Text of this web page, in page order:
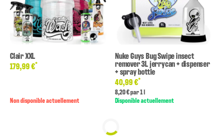
Clair XXL
179,99 €*
Non disponible actuellement
Nuke Guys Bug Swipe insect
remover 3L jerrycan + dispenser
+ spray bottle
40,99 €*
8,20 € par 1 l
Disponible actuellement